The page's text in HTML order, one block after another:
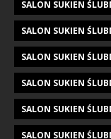
SALON SUKIEN
SALON SUKIEN
SALON SUKIEN
SALON SUKIEN
SALON SUKIEN
SALON SUKIEN